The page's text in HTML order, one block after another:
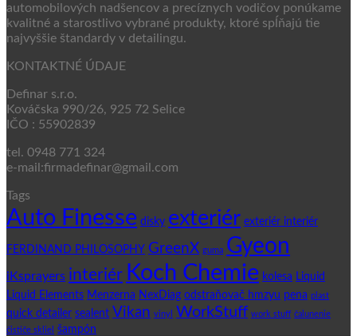
automobilových nadšencov a precíznych vodičov ponúkame
kvalitné a starostlivo vybrané produkty, ktoré spĺňajú tie
najvyššie štandardy v detailingu.
KONTAKTNÉ ÚDAJE
Definar s.r.o.
Kováčska 990/26, 925 72 Selice
IČO : 55902839
tel. 0948 771 324
e-mail:firmadefinar@gmail.com
Tags
Auto Finesse disky exteriér exteriér interiér
FERDINAND PHILOSOPHY GreenX guma Gyeon
iKsprayers interiér Koch Chemie kolesa Liquid
Liquid Elements Menzerna NexDiag odstraňovač hmzyu pena plast
quick detailer sealent Vikan vinyl WorkStuff work stuff čalunenie
čističe skliel
šampón